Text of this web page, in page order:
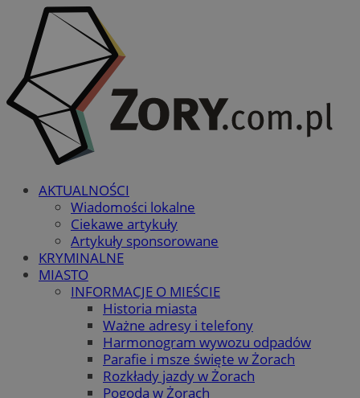
AKTUALNOŚCI
Wiadomości lokalne
Ciekawe artykuły
Artykuły sponsorowane
KRYMINALNE
MIASTO
INFORMACJE O MIEŚCIE
Historia miasta
Ważne adresy i telefony
Harmonogram wywozu odpadów
Parafie i msze święte w Żorach
Rozkłady jazdy w Żorach
Pogoda w Żorach